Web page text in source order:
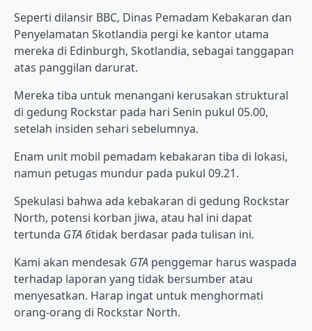
Seperti dilansir BBC, Dinas Pemadam Kebakaran dan
Penyelamatan Skotlandia pergi ke kantor utama
mereka di Edinburgh, Skotlandia, sebagai tanggapan
atas panggilan darurat.
Mereka tiba untuk menangani kerusakan struktural
di gedung Rockstar pada hari Senin pukul 05.00,
setelah insiden sehari sebelumnya.
Enam unit mobil pemadam kebakaran tiba di lokasi,
namun petugas mundur pada pukul 09.21.
Spekulasi bahwa ada kebakaran di gedung Rockstar
North, potensi korban jiwa, atau hal ini dapat
tertunda GTA 6tidak berdasar pada tulisan ini.
Kami akan mendesak GTA penggemar harus waspada
terhadap laporan yang tidak bersumber atau
menyesatkan. Harap ingat untuk menghormati
orang-orang di Rockstar North.